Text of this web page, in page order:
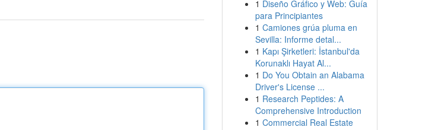
1 Diseño Gráfico y Web: Guía
para Principiantes
1 Camiones grúa pluma en
Sevilla: Informe detal...
1 Kapı Şirketleri: İstanbul'da
Korunaklı Hayat Al...
1 Do You Obtain an Alabama
Driver's License ...
1 Research Peptides: A
Comprehensive Introduction
1 Commercial Real Estate